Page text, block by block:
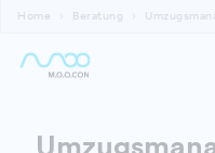
Home Beratung